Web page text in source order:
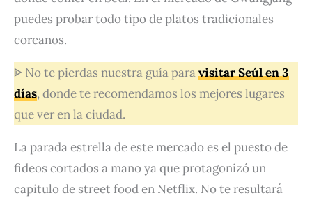
puedes probar todo tipo de platos tradicionales
coreanos.
ᐈ No te pierdas nuestra guía paravisitar Seúl en 3
días, donde te recomendamos los mejores lugares
que ver en la ciudad.
La parada estrella de este mercado es el puesto de
fideos cortados a mano ya que protagonizó un
capitulo de street food en Netflix. No te resultará